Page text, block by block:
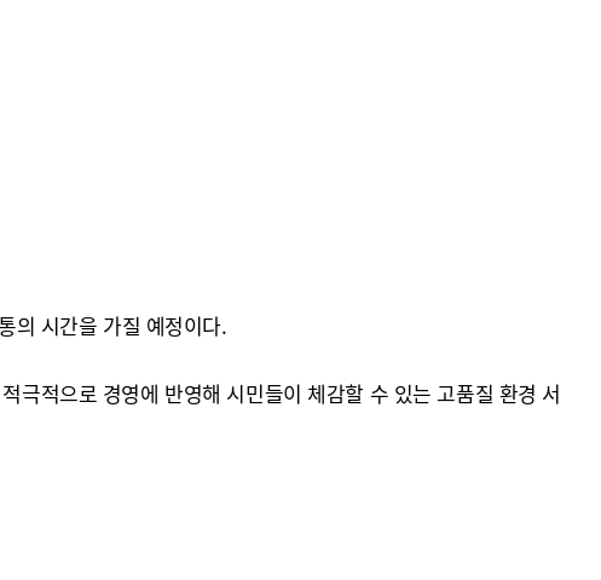
의 시간을 가질 예정이다.
극적으로 경영에 반영해 시민들이 체감할 수 있는 고품질 환경 서